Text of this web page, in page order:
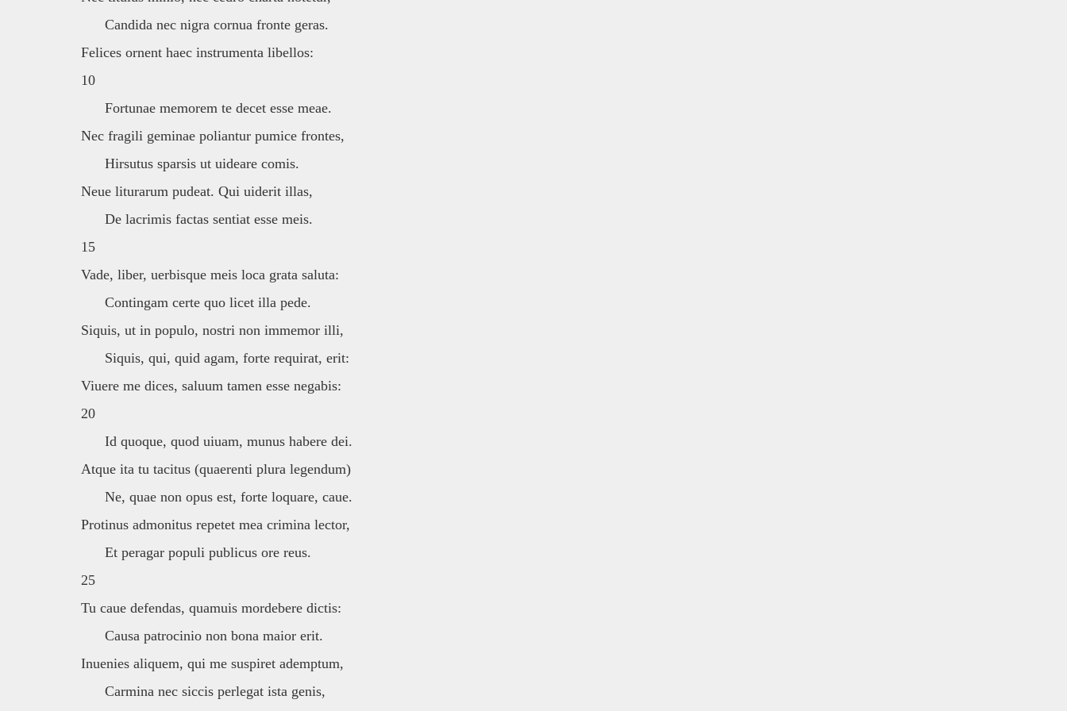
Candida nec nigra cornua fronte geras.
Felices ornent haec instrumenta libellos:
10
Fortunae memorem te decet esse meae.
Nec fragili geminae poliantur pumice frontes,
Hirsutus sparsis ut uideare comis.
Neue liturarum pudeat. Qui uiderit illas,
De lacrimis factas sentiat esse meis.
15
Vade, liber, uerbisque meis loca grata saluta:
Contingam certe quo licet illa pede.
Siquis, ut in populo, nostri non immemor illi,
Siquis, qui, quid agam, forte requirat, erit:
Viuere me dices, saluum tamen esse negabis:
20
Id quoque, quod uiuam, munus habere dei.
Atque ita tu tacitus (quaerenti plura legendum)
Ne, quae non opus est, forte loquare, caue.
Protinus admonitus repetet mea crimina lector,
Et peragar populi publicus ore reus.
25
Tu caue defendas, quamuis mordebere dictis:
Causa patrocinio non bona maior erit.
Inuenies aliquem, qui me suspiret ademptum,
Carmina nec siccis perlegat ista genis,